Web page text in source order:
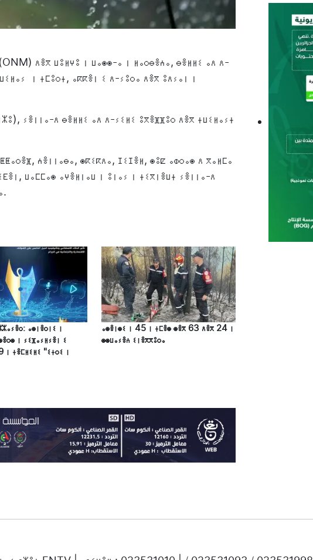
ⴷⴻⴳ ⵡⵓⵍⵖⵓ ⵏ ⵡⴰⵙⵙ-ⴰ ⵏ ⵍⴰⵔⴱⴻⵄⴰ, ⴱⴻⵍⵍⵉ ⴰⴷ ⴷ-
ⵏ ⵜⵎⵓⵔⵜ, ⴰⴽⴽⴻⵏ ⵉ ⴷ-ⵢⵓⵔⴰ ⴷⴻⴳ ⵓⴷⵢⴰⵏ ⵏ
ⵢⴻⵏⵏⴰ-ⴷ ⴱⴻⵍⵍⵉ ⴰⴷ ⴷ-ⵢⵉⵍⵉ ⵓⴳⴻⴼⴼⵓⵔ ⴷⴻⴳ ⵜⵡⵉⵍⴰⵢⵜ
ⵄⴻⵏⵏⴰⴱⴰ, ⵙⴽⵉⴽⴷⴰ, ⵊⵉⵊⴻⵍ, ⵙⵓⵇ ⴰⵀⵔⴰⵙ ⴷ ⴳⴰⵍⵎⴰ
ⵡⴰⵎⵎⴰⵙ ⴰⵖⴻⵍⵏⴰⵡ ⵏ ⵓⵏⴰⵢ ⵏ ⵜⵉⴳⵏⴻⵡⵜ ⵢⴻⵏⵏⴰ-ⴷ
ⴰⵙⵏⴻⵔⵏⵉ ⵏ
ⵏ ⵢⵉⴼⴰⵢⵍⵢⴻⵏ ⵉ
ⵏ ⵜⴻⵎⵍⵉⵍⵉ "ⵉⵜⵔⵉ ⵏ
ⴰⵙⴻⵏⵙⵉ ⵏ 45 ⵏ ⵜⵎⴻⵙ ⵙⴻⴳ 63 ⴷⴻⴳ 24 ⵏ
ⵙⵙⵡⴰⵢⴻⵄ ⵉⵏⴻⴳⴳⵓⵔⴰ